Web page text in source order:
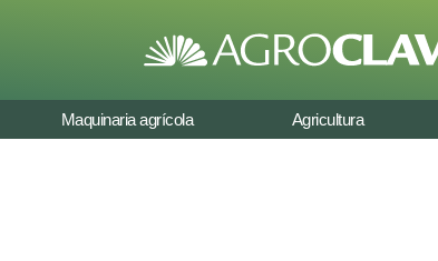
Maquinaria agrícola Agricultura